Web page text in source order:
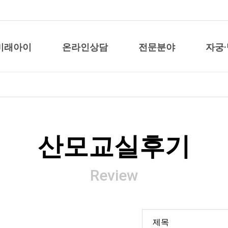
래아이 온라인상담 전문분야 자궁
산모교실후기
Review